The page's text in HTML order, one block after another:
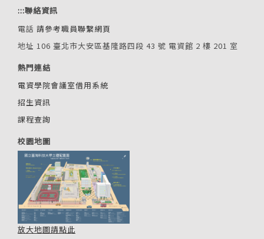
:::聯絡資訊
電話 請參考職員聯繫網頁
地址 106 臺北市大安區基隆路四段 43 號 電資館 2 樓 201 室
熱門連結
電資學院會議室借用系統
招生資訊
課程查詢
校園地圖
放大地圖請點此